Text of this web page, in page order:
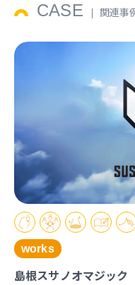
CASE 関連事
works
島根スサノオマジック